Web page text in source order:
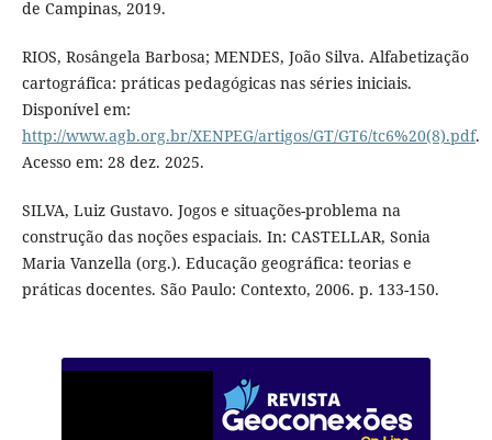
de Campinas, 2019.
RIOS, Rosângela Barbosa; MENDES, João Silva. Alfabetização
cartográfica: práticas pedagógicas nas séries iniciais.
Disponível em:
http://www.agb.org.br/XENPEG/artigos/GT/GT6/tc6%20(8).pdf.
Acesso em: 28 dez. 2025.
SILVA, Luiz Gustavo. Jogos e situações-problema na
construção das noções espaciais. In: CASTELLAR, Sonia
Maria Vanzella (org.). Educação geográfica: teorias e
práticas docentes. São Paulo: Contexto, 2006. p. 133-150.